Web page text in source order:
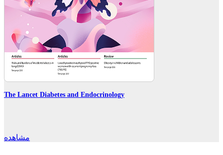
The Lancet Diabetes and Endocrinology
مشاهده